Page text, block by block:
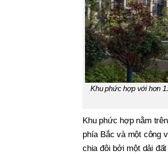
Khu phức hợp với hơn
Khu phức hợp nằm
phía Bắc và một công
chia đôi bởi một dải